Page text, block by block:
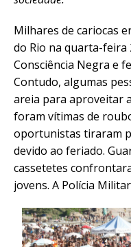
Milhares de cariocas
do Rio na quarta-feira
Consciência Negra e
Contudo, algumas
areia para aproveitar
foram vítimas de
oportunistas tiraram
devido ao feriado.
cassetetes
jovens. A Polícia